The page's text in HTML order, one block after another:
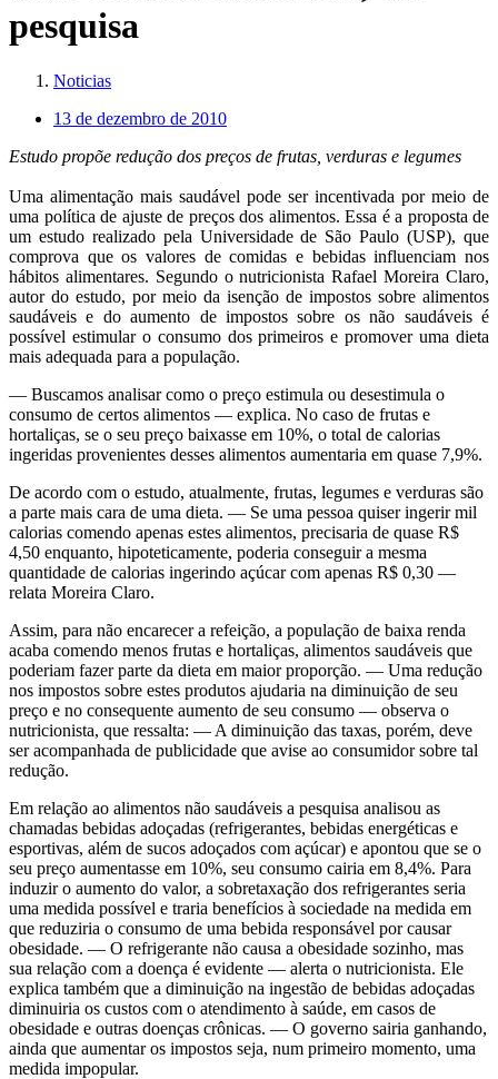
pesquisa
Noticias
13 de dezembro de 2010
Estudo propõe redução dos preços de frutas, verduras e legumes
Uma alimentação mais saudável pode ser incentivada por meio de
uma política de ajuste de preços dos alimentos. Essa é a proposta de
um estudo realizado pela Universidade de São Paulo (USP), que
comprova que os valores de comidas e bebidas influenciam nos
hábitos alimentares. Segundo o nutricionista Rafael Moreira Claro,
autor do estudo, por meio da isenção de impostos sobre alimentos
saudáveis e do aumento de impostos sobre os não saudáveis é
possível estimular o consumo dos primeiros e promover uma dieta
mais adequada para a população.
— Buscamos analisar como o preço estimula ou desestimula o
consumo de certos alimentos — explica. No caso de frutas e
hortaliças, se o seu preço baixasse em 10%, o total de calorias
ingeridas provenientes desses alimentos aumentaria em quase 7,9%.
De acordo com o estudo, atualmente, frutas, legumes e verduras são
a parte mais cara de uma dieta. — Se uma pessoa quiser ingerir mil
calorias comendo apenas estes alimentos, precisaria de quase R$
4,50 enquanto, hipoteticamente, poderia conseguir a mesma
quantidade de calorias ingerindo açúcar com apenas R$ 0,30 —
relata Moreira Claro.
Assim, para não encarecer a refeição, a população de baixa renda
acaba comendo menos frutas e hortaliças, alimentos saudáveis que
poderiam fazer parte da dieta em maior proporção. — Uma redução
nos impostos sobre estes produtos ajudaria na diminuição de seu
preço e no consequente aumento de seu consumo — observa o
nutricionista, que ressalta: — A diminuição das taxas, porém, deve
ser acompanhada de publicidade que avise ao consumidor sobre tal
redução.
Em relação ao alimentos não saudáveis a pesquisa analisou as
chamadas bebidas adoçadas (refrigerantes, bebidas energéticas e
esportivas, além de sucos adoçados com açúcar) e apontou que se o
seu preço aumentasse em 10%, seu consumo cairia em 8,4%. Para
induzir o aumento do valor, a sobretaxação dos refrigerantes seria
uma medida possível e traria benefícios à sociedade na medida em
que reduziria o consumo de uma bebida responsável por causar
obesidade. — O refrigerante não causa a obesidade sozinho, mas
sua relação com a doença é evidente — alerta o nutricionista. Ele
explica também que a diminuição na ingestão de bebidas adoçadas
diminuiria os custos com o atendimento à saúde, em casos de
obesidade e outras doenças crônicas. — O governo sairia ganhando,
ainda que aumentar os impostos seja, num primeiro momento, uma
medida impopular.